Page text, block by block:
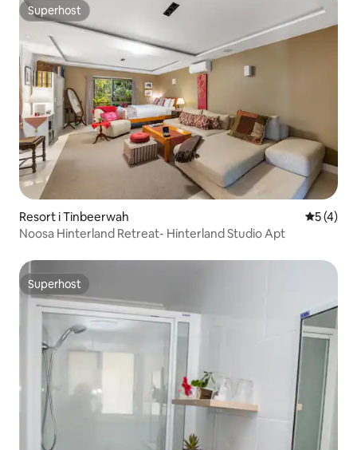
Superhost
Superhost
Resort i Tinbeerwah 5 ud af 5
5 (4)
Noosa Hinterland Retreat- Hinterland Studio Apt
Superhost
Superhost